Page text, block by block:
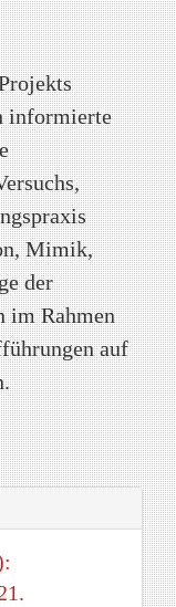
informierte
Mimik,
der
im Rahmen
auf